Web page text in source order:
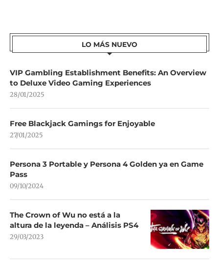
LO MÁS NUEVO
VIP Gambling Establishment Benefits: An Overview
to Deluxe Video Gaming Experiences
28/01/2025
Free Blackjack Gamings for Enjoyable
27/01/2025
Persona 3 Portable y Persona 4 Golden ya en Game
Pass
09/10/2024
The Crown of Wu no está a la
altura de la leyenda – Análisis PS4
29/03/2023